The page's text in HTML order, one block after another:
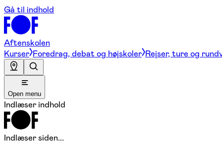
Gå til indhold
Aftenskolen
Kurser Foredrag, debat og højskoler Rejser, ture og
Open menu
Indlæser indhold
Indlæser siden...